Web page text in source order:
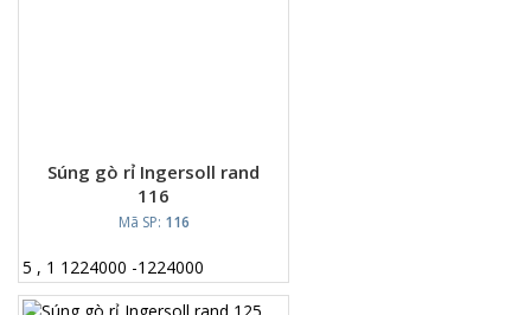
Súng gò rỉ Ingersoll rand
116
Mã SP: 116
5 , 1 1224000 -1224000